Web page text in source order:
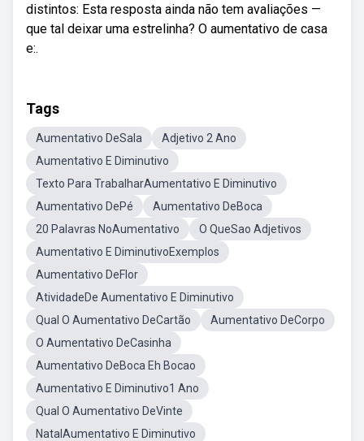
distintos: Esta resposta ainda não tem avaliações —
que tal deixar uma estrelinha? O aumentativo de casa
e:.
Tags
Aumentativo DeSala
Adjetivo 2 Ano
Aumentativo E Diminutivo
Texto Para TrabalharAumentativo E Diminutivo
Aumentativo DePé
Aumentativo DeBoca
20 Palavras NoAumentativo
O QueSao Adjetivos
Aumentativo E DiminutivoExemplos
Aumentativo DeFlor
AtividadeDe Aumentativo E Diminutivo
Qual O Aumentativo DeCartão
Aumentativo DeCorpo
O Aumentativo DeCasinha
Aumentativo DeBoca Eh Bocao
Aumentativo E Diminutivo1 Ano
Qual O Aumentativo DeVinte
NatalAumentativo E Diminutivo